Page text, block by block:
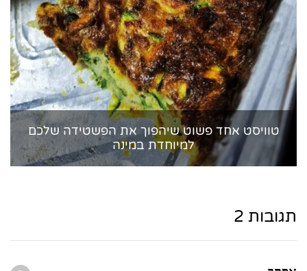
טוויסט אחד פשוט שיהפוך את הפשטידה שלכם
למיוחדת במינה
תגובות 2